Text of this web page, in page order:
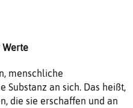
Werte
menschliche
Substanz an sich. Das heißt,
die sie erschaffen und an